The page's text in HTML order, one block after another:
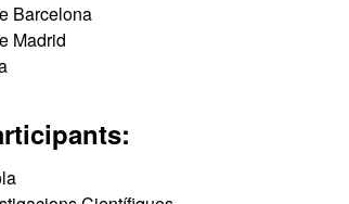
Barcelona
Madrid